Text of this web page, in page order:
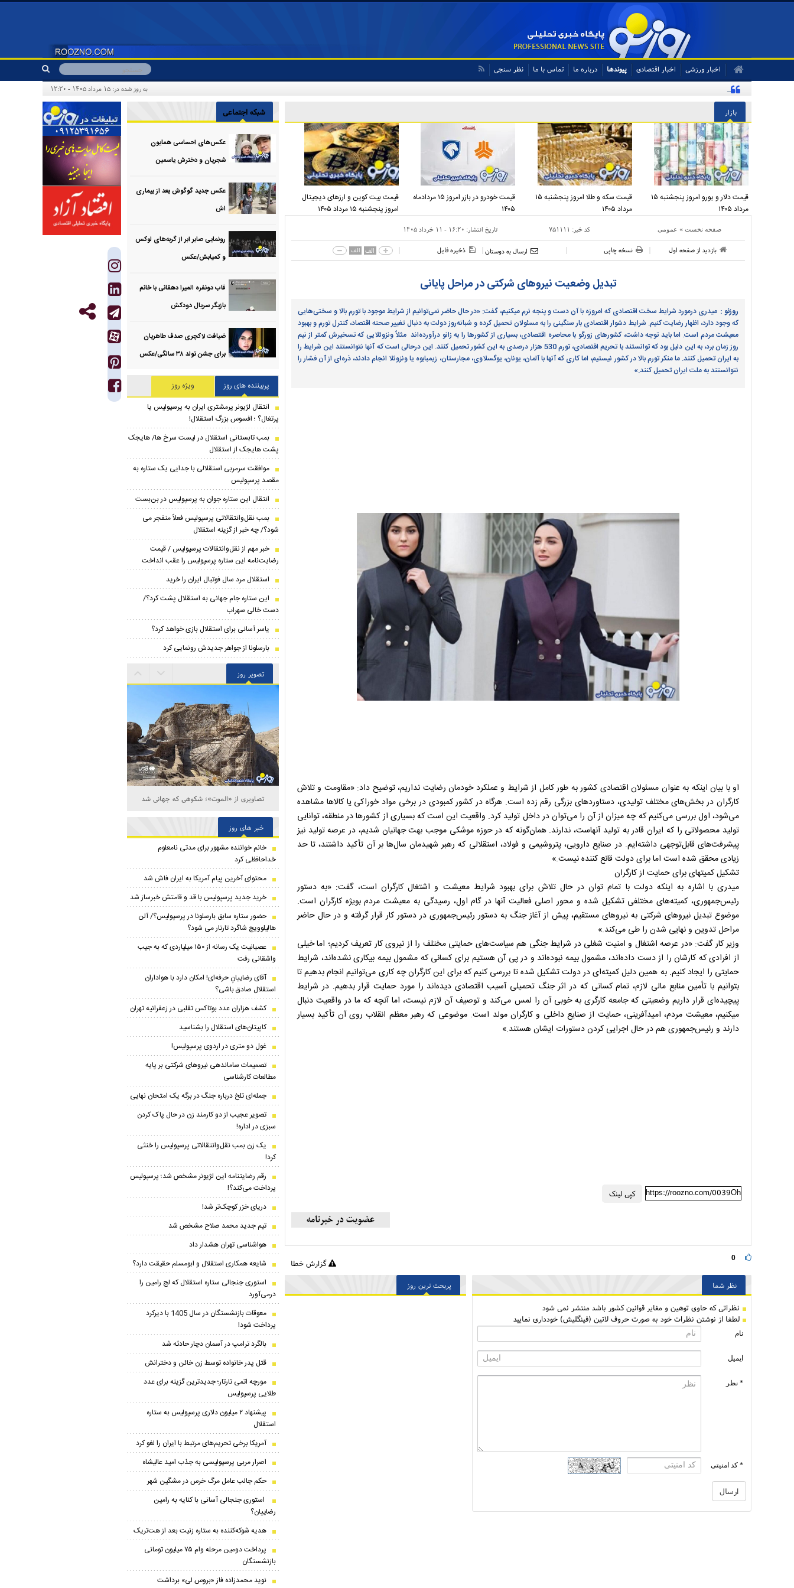
اخبار ورزشی اخبار اقتصادی پیوندها درباره ما تماس با ما نظر سنجی
به روز شده در: ۱۵ مرداد ۱۴۰۵ - ۱۲:۲۰
بازار
قیمت دلار و یورو امروز پنجشنبه ۱۵
مرداد ۱۴۰۵
قیمت سکه و طلا امروز پنجشنبه ۱۵
مرداد ۱۴۰۵
قیمت خودرو در بازر امروز ۱۵ مردادماه
۱۴۰۵
قیمت بیت کوین و ارز‌های دیجیتال
امروز پنجشنبه ۱۵ مرداد ۱۴۰۵
صفحه نخست » عمومی کد خبر: ۷۵۱۱۱۱ تاریخ انتشار: ۱۶:۲۰ - ۱۱ خرداد ۱۴۰۵
بازدید از صفحه اول نسخه چاپی ارسال به دوستان ذخیره فایل الف الف
تبدیل وضعیت نیروهای شرکتی در مراحل پایانی
روزنو :
میدری درمورد شرایط سخت اقتصادی که امروزه با آن دست و پنجه نرم می‎کنیم، گفت: «در حال حاضر نمی‌توانیم از شرایط موجود با تورم بالا و سختی‌هایی
که وجود دارد، اظهار رضایت کنیم. شرایط دشوار اقتصادی بار سنگینی را به مسئولان تحمیل کرده و شبانه‌روز دولت به دنبال تغییر صحنه اقتصاد، کنترل تورم و بهبود
معیشت مردم است. اما باید توجه داشت، کشورهای زورگو با محاصره اقتصادی، بسیاری از کشورها را به زانو درآورده‌اند مثلاً ونزوئلایی که تسخیرش کمتر از نیم
روز زمان برد، به این دلیل بود که توانستند با تحریم اقتصادی، تورم 530 هزار درصدی به این کشور تحمیل کنند. این درحالی است که آنها نتوانستند این شرایط را
به ایران تحمیل کنند. ما منکر تورم بالا در کشور نیستیم، اما کاری که آنها با آلمان، یونان، یوگسلاوی، مجارستان، زیمبابوه یا ونزوئلا انجام دادند، ذره‌‎ای از آن فشار را
نتوانستند به ملت ایران تحمیل کنند.»
او با بیان اینکه به عنوان مسئولان اقتصادی کشور به طور کامل از شرایط و عملکرد خودمان رضایت نداریم، توضیح داد: «مقاومت و تلاش
کارگران در بخش‌های مختلف تولیدی، دستاوردهای بزرگی رقم زده است. هرگاه در کشور کمبودی در برخی مواد خوراکی یا کالاها مشاهده
می‌شود، اول بررسی می‌کنیم که چه میزان از آن را می‌توان در داخل تولید کرد. واقعیت این است که بسیاری از کشورها در منطقه، توانایی
تولید محصولاتی را که ایران قادر به تولید آنهاست، ندارند. همان‌گونه که در حوزه موشکی موجب بهت جهانیان شدیم، در عرصه تولید نیز
پیشرفت‌های قابل‌توجهی داشته‌ایم. در صنایع دارویی، پتروشیمی و فولاد، استقلالی که رهبر شهیدمان سال‌ها بر آن تأکید داشتند، تا حد
زیادی محقق شده است اما برای دولت قانع کننده نیست.»
تشکیل کمیته‎ای برای حمایت از کارگران
میدری با اشاره به اینکه دولت با تمام توان در حال تلاش برای بهبود شرایط معیشت و اشتغال کارگران است، گفت: «به دستور
رئیس‌جمهوری، کمیته‌های مختلفی تشکیل شده و محور اصلی فعالیت آنها در گام اول، رسیدگی به معیشت مردم بویژه کارگران است.
موضوع تبدیل نیروهای شرکتی به نیروهای مستقیم، پیش از آغاز جنگ به دستور رئیس‌جمهوری در دستور کار قرار گرفته و در حال حاضر
مراحل تدوین و نهایی شدن را طی می‌کند.»
وزیر کار گفت: «در عرصه اشتغال و امنیت شغلی در شرایط جنگی هم سیاست‌های حمایتی مختلف را از نیروی کار تعریف کردیم؛ اما خیلی
از افرادی که کارشان را از دست داده‌اند، مشمول بیمه نبوده‌اند و در پی آن هستیم برای کسانی که مشمول بیمه بیکاری نشده‌اند، شرایط
حمایتی را ایجاد کنیم. به همین دلیل کمیته‌ای در دولت تشکیل شده تا بررسی کنیم که برای این کارگران چه کاری می‌توانیم انجام بدهیم تا
بتوانیم با تأمین منابع مالی لازم، تمام کسانی که در اثر جنگ تحمیلی آسیب اقتصادی دیده‌اند را مورد حمایت قرار بدهیم. در شرایط
پیچیده‌ای قرار داریم وضعیتی که جامعه کارگری به خوبی آن را لمس می‌کند و توصیف آن لازم نیست، اما آنچه که ما در واقعیت دنبال
می‎کنیم، معیشت مردم، امیدآفرینی، حمایت از صنایع داخلی و کارگران مولد است. موضوعی که رهبر معظم انقلاب روی آن تأکید بسیار
دارند و رئیس‌جمهوری هم در حال اجرایی کردن دستورات ایشان هستند.»
کپی لینک https://roozno.com/0039Oh
0 گزارش خطا
نظر شما
نظراتی كه حاوی توهین و مغایر قوانین کشور باشد منتشر نمی شود
لطفا از نوشتن نظرات خود به صورت حروف لاتین (فینگلیش) خودداری نمایید
نام
ایمیل
* نظر
* کد امنیتی
پربحث ترین روز
شبکه اجتماعی
عکس‌های احساسی همایون
شجریان و دخترش یاسمین
عکس جدید گوگوش بعد از بیماری
اش
رونمایی صابر ابر از گربه‌های لوکس
و کمیابش/عکس
قاب دونفره المیرا دهقانی با خانم
بازیگر سریال دودکش
ضیافت لاکچری صدف طاهریان
برای جشن تولد ۳۸ سالگی‌/عکس
پربیننده های روز
ویژه روز
انتقال لژیونر پرمشتری ایران به پرسپولیس یا
پرتغال؟ ؛ افسوس بزرگ استقلال!
بمب تابستانی استقلال در لیست سرخ ها/ هایجک
پشت هایجک از استقلال
موافقت سرمربی استقلالی با جدایی یک ستاره به
مقصد پرسپولیس
انتقال این ستاره جوان به پرسپولیس در بن‌بست
بمب نقل‌وانتقالاتی پرسپولیس فعلاً منفجر می
شود؟/ چه خبر از گزینه استقلال
خبر مهم از نقل‌وانتقالات پرسپولیس / قیمت
رضایت‌نامه این ستاره پرسپولیس را عقب انداخت
استقلال مرد سال فوتبال ایران را خرید
این ستاره جام جهانی به استقلال پشت کرد؟/
دست خالی سهراب
یاسر آسانی برای استقلال بازی خواهد کرد؟
بارسلونا از جواهر جدیدش رونمایی کرد
تصویر روز
تصاویری از «الموت»؛ شکوهی که جهانی شد
خبر های روز
خانم خواننده مشهور برای مدتی نامعلوم
خداحافظی کرد
محتوای آخرین پیام آمریکا به ایران فاش شد
خرید جدید پرسپولیس با قد و قامتش خبرساز شد
حضور ستاره سابق بارسلونا در پرسپولیس؟/ آلن
هالیلوویچ شاگرد تارتار می شود؟
عصبانیت یک رسانه از ۱۵۰ میلیاردی که به جیب
واشقانی رفت
آقای رضاییانِ حرفه‌ای! امکان دارد با هواداران
استقلال صادق باشی؟
کشف هزاران عدد بوتاکس تقلبی در زعفرانیه تهران
کاپیتان‌های استقلال را بشناسید
غول دو متری در اردوی پرسپولیس!
تصمیمات ساماندهی نیروهای شرکتی بر پایه
مطالعات کارشناسی
جمله‌ای تلخ درباره جنگ در برگه یک امتحان نهایی
تصویر عجیب از دو کارمند زن در حال پاک کردن
سبزی در اداره!
یک زن بمب نقل‌وانتقالاتی پرسپولیس را خنثی
کرد!
رقم رضایتنامه این لژیونر مشخص شد؛ پرسپولیس
پرداخت می‌کند؟!
دریای خزر کوچک‌تر شد!
تیم جدید محمد صلاح مشخص شد
هواشناسی تهران هشدار داد
شایعه همکاری استقلال و ابومسلم حقیقت دارد؟
استوری جنجالی ستاره استقلال که لج رامین را
درمی‌آورد
معوقات بازنشستگان در سال 1405 با دیرکرد
پرداخت شود!
بالگرد ترامپ در آسمان دچار حادثه شد
قتل پدر خانواده توسط زن خائن و دخترانش
مورچه اتمی تارتار؛ جدیدترین گزینه برای عدد
طلایی پرسپولیس
پیشنهاد ۲ میلیون دلاری پرسپولیس به ستاره
استقلال
آمریکا برخی تحریم‌های مرتبط با ایران را لغو کرد
اصرار مربی پرسپولیسی به جذب امید عالیشاه
حکم جالب عامل مرگ خرس در مشگین‌ شهر
استوری جنجالی آسانی با کنایه به رامین
رضاییان؟
هدیه شوکه‌کننده به ستاره زنیت بعد از هت‌تریک
پرداخت دومین مرحله وام ۷۵ میلیون تومانی
بازنشستگان
نوید محمدزاده فاز «بروس لی» برداشت